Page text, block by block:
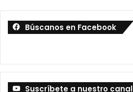
Búscanos en Facebook
Suscríbete a nuestro canal